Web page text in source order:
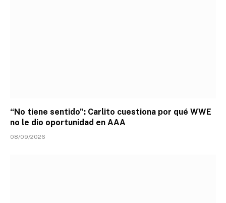
“No tiene sentido”: Carlito cuestiona por qué WWE
no le dio oportunidad en AAA
08/09/2026